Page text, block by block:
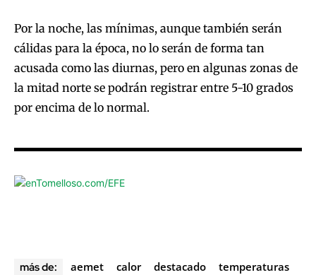
Por la noche, las mínimas, aunque también serán
cálidas para la época, no lo serán de forma tan
acusada como las diurnas, pero en algunas zonas de
la mitad norte se podrán registrar entre 5-10 grados
por encima de lo normal.
más de: aemet calor destacado temperaturas